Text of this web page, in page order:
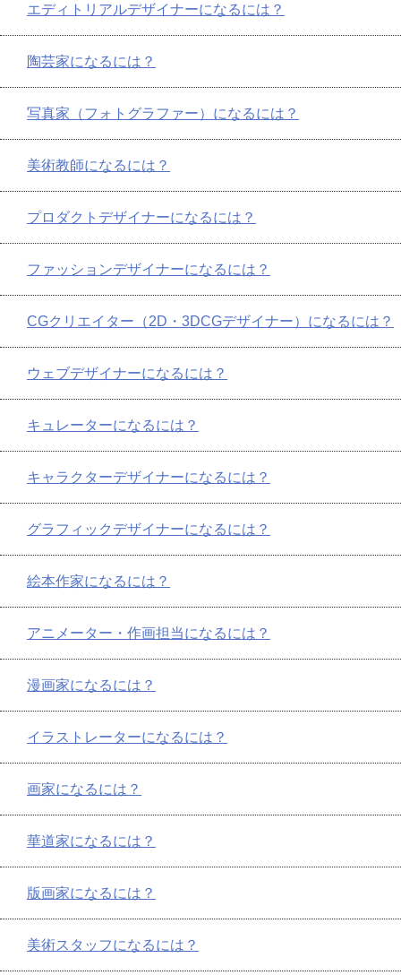
エディトリアルデザイナーになるには？
陶芸家になるには？
写真家（フォトグラファー）になるには？
美術教師になるには？
プロダクトデザイナーになるには？
ファッションデザイナーになるには？
CGクリエイター（2D・3DCGデザイナー）になるには？
ウェブデザイナーになるには？
キュレーターになるには？
キャラクターデザイナーになるには？
グラフィックデザイナーになるには？
絵本作家になるには？
アニメーター・作画担当になるには？
漫画家になるには？
イラストレーターになるには？
画家になるには？
華道家になるには？
版画家になるには？
美術スタッフになるには？